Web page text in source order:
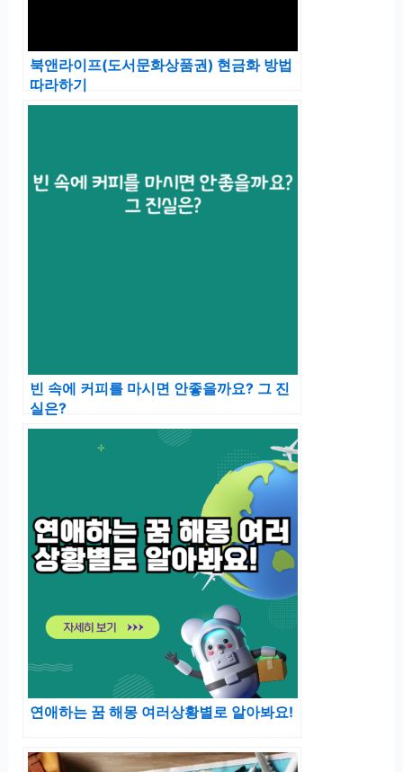
북앤라이프(도서문화상품권) 현금화 방법
따라하기
빈 속에 커피를 마시면 안좋을까요? 그 진
실은?
연애하는 꿈 해몽 여러상황별로 알아봐요!